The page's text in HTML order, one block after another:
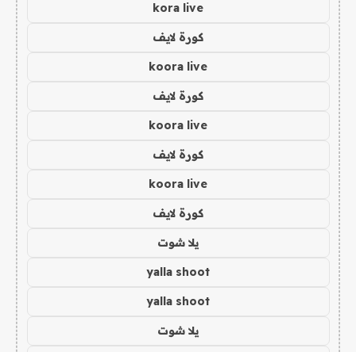
kora live
كورة لايف
koora live
كورة لايف
koora live
كورة لايف
koora live
كورة لايف
يلا شوت
yalla shoot
yalla shoot
يلا شوت